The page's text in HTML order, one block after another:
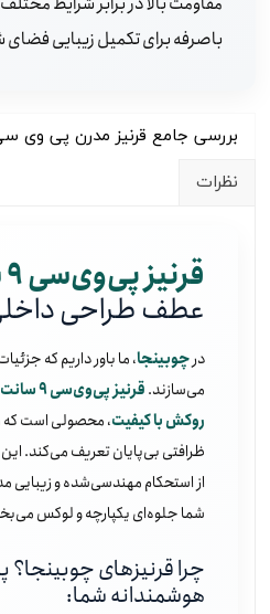
باصرفه برای تکمیل زیبایی
بررسی جامع قرنیز مدرن پی وی سی 9
نظرات
قرنیز پی‌وی‌سی ۹ سانت
عطف طراحی
درچوبینجا، ما باور داریم که
می‌سازند.قرنیز پی‌وی‌سی ۹ سانت
روکش با کیفیت، محصولی است که
ظرافتی بی‌پایان تعریف می‌کند. این
از استحکام مهندسی‌شده و زیبایی
شما جلوه‌ای یکپارچه و لوکس
چرا قرنیزهای چوبینجا؟
هوشمندانه شما: